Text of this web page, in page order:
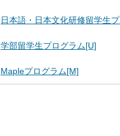
日本語・日本文化研修留学生
学部留学生プログラム[U]
Mapleプログラム[M]